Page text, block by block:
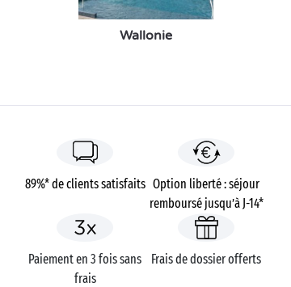
Wallonie
89%* de clients satisfaits Option liberté : séjour
remboursé jusqu’à J-14*
Paiement en 3 fois sans
frais
Frais de dossier offerts